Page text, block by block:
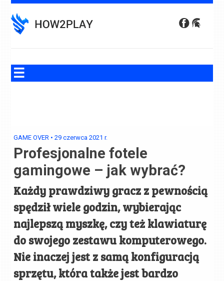
to
content
GAME OVER •29 czerwca 2021 r.
Profesjonalne fotele
gamingowe – jak wybrać?
Każdy prawdziwy gracz z pewnością
spędził wiele godzin, wybierając
najlepszą myszkę, czy też klawiaturę
do swojego zestawu komputerowego.
Nie inaczej jest z samą konfiguracją
sprzętu, która także jest bardzo